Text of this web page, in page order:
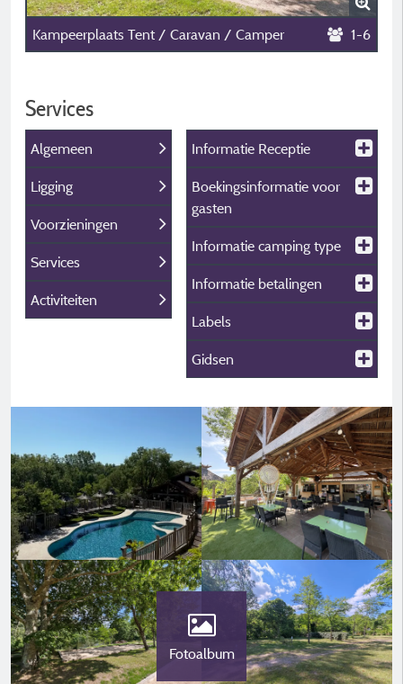
Kampeerplaats Tent / Caravan / Camper 1-6
Services
Algemeen
Ligging
Voorzieningen
Services
Activiteiten
Informatie Receptie
Boekingsinformatie voor
gasten
Informatie camping type
Informatie betalingen
Labels
Gidsen
Fotoalbum